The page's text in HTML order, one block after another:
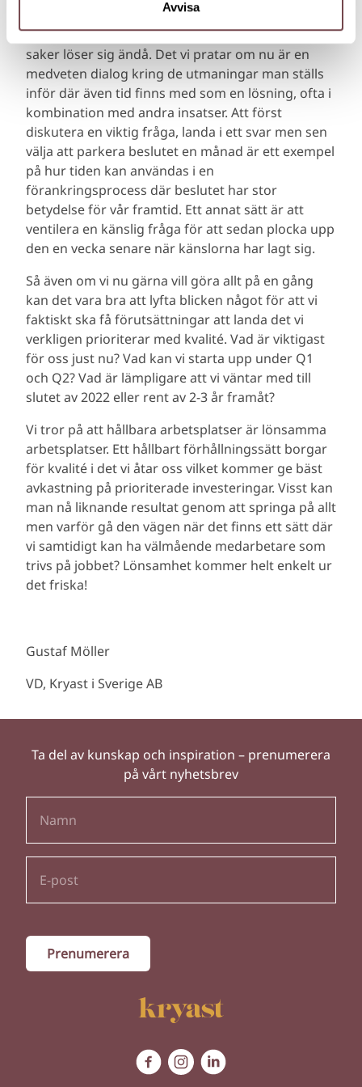
Avvisa
Detta ska inte blandas ihop med censur, ni vet när
man stoppar huvudet i sanden och hoppas att
saker löser sig ändå. Det vi pratar om nu är en
medveten dialog kring de utmaningar man ställs
inför där även tid finns med som en lösning, ofta i
kombination med andra insatser. Att först
diskutera en viktig fråga, landa i ett svar men sen
välja att parkera beslutet en månad är ett exempel
på hur tiden kan användas i en
förankringsprocess där beslutet har stor
betydelse för vår framtid. Ett annat sätt är att
ventilera en känslig fråga för att sedan plocka upp
den en vecka senare när känslorna har lagt sig.
Så även om vi nu gärna vill göra allt på en gång
kan det vara bra att lyfta blicken något för att vi
faktiskt ska få förutsättningar att landa det vi
verkligen prioriterar med kvalité. Vad är viktigast
för oss just nu? Vad kan vi starta upp under Q1
och Q2? Vad är lämpligare att vi väntar med till
slutet av 2022 eller rent av 2-3 år framåt?
Vi tror på att hållbara arbetsplatser är lönsamma
arbetsplatser. Ett hållbart förhållningssätt borgar
för kvalité i det vi åtar oss vilket kommer ge bäst
avkastning på prioriterade investeringar. Visst kan
man nå liknande resultat genom att springa på allt
men varför gå den vägen när det finns ett sätt där
vi samtidigt kan ha välmående medarbetare som
trivs på jobbet? Lönsamhet kommer helt enkelt ur
det friska!
Gustaf Möller
VD, Kryast i Sverige AB
Ta del av kunskap och inspiration – prenumerera
på vårt nyhetsbrev